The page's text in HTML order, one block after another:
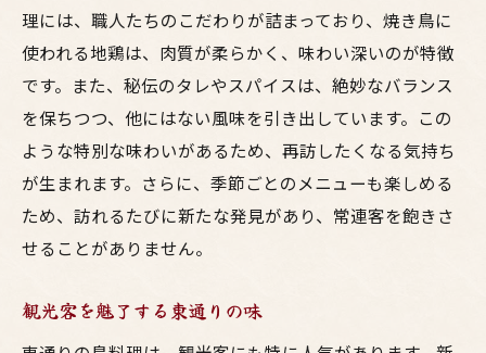
理には、職人たちのこだわりが詰まっており、焼き鳥に
使われる地鶏は、肉質が柔らかく、味わい深いのが特徴
です。また、秘伝のタレやスパイスは、絶妙なバランス
を保ちつつ、他にはない風味を引き出しています。この
ような特別な味わいがあるため、再訪したくなる気持ち
が生まれます。さらに、季節ごとのメニューも楽しめる
ため、訪れるたびに新たな発見があり、常連客を飽きさ
せることがありません。
観光客を魅了する東通りの味